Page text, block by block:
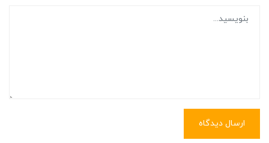
ارسال دیدگاه